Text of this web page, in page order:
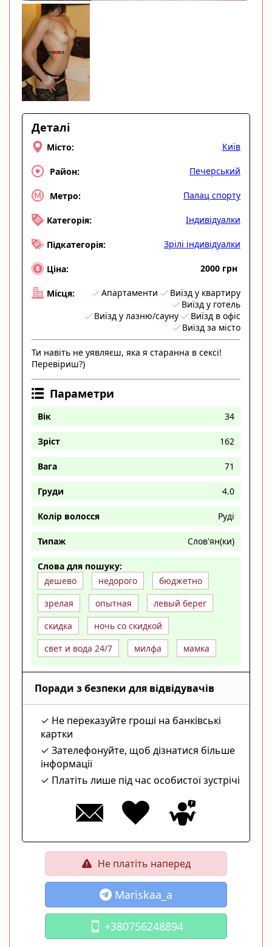
Деталі
Місто: Київ
Район: Печерський
Метро: Палац спорту
Категорія: Індивідуалки
Підкатегорія: Зрілі індивідуалки
Ціна: 2000 грн
Місця: Апартаменти
Виїзд у квартиру
Виїзд у готель
Виїзд у лазню/сауну
Виїзд в офіс
Виїзд за місто
Ти навіть не уявляєш, яка я старанна в сексі!
Перевіриш?)
Параметри
Вік 34
Зріст 162
Вага 71
Груди 4.0
Колір волосся Руді
Типаж Слов'ян(ки)
Слова для пошуку:
дешево
недорого
бюджетно
зрелая
опытная
левый берег
скидка
ночь со скидкой
свет и вода 24/7
милфа мамка
Поради з безпеки для відвідувачів
Не переказуйте гроші на банківські
картки
Зателефонуйте, щоб дізнатися більше
інформації
Платіть лише під час особистої зустрічі
Не платіть наперед
Mariskaa_a
+380756248894